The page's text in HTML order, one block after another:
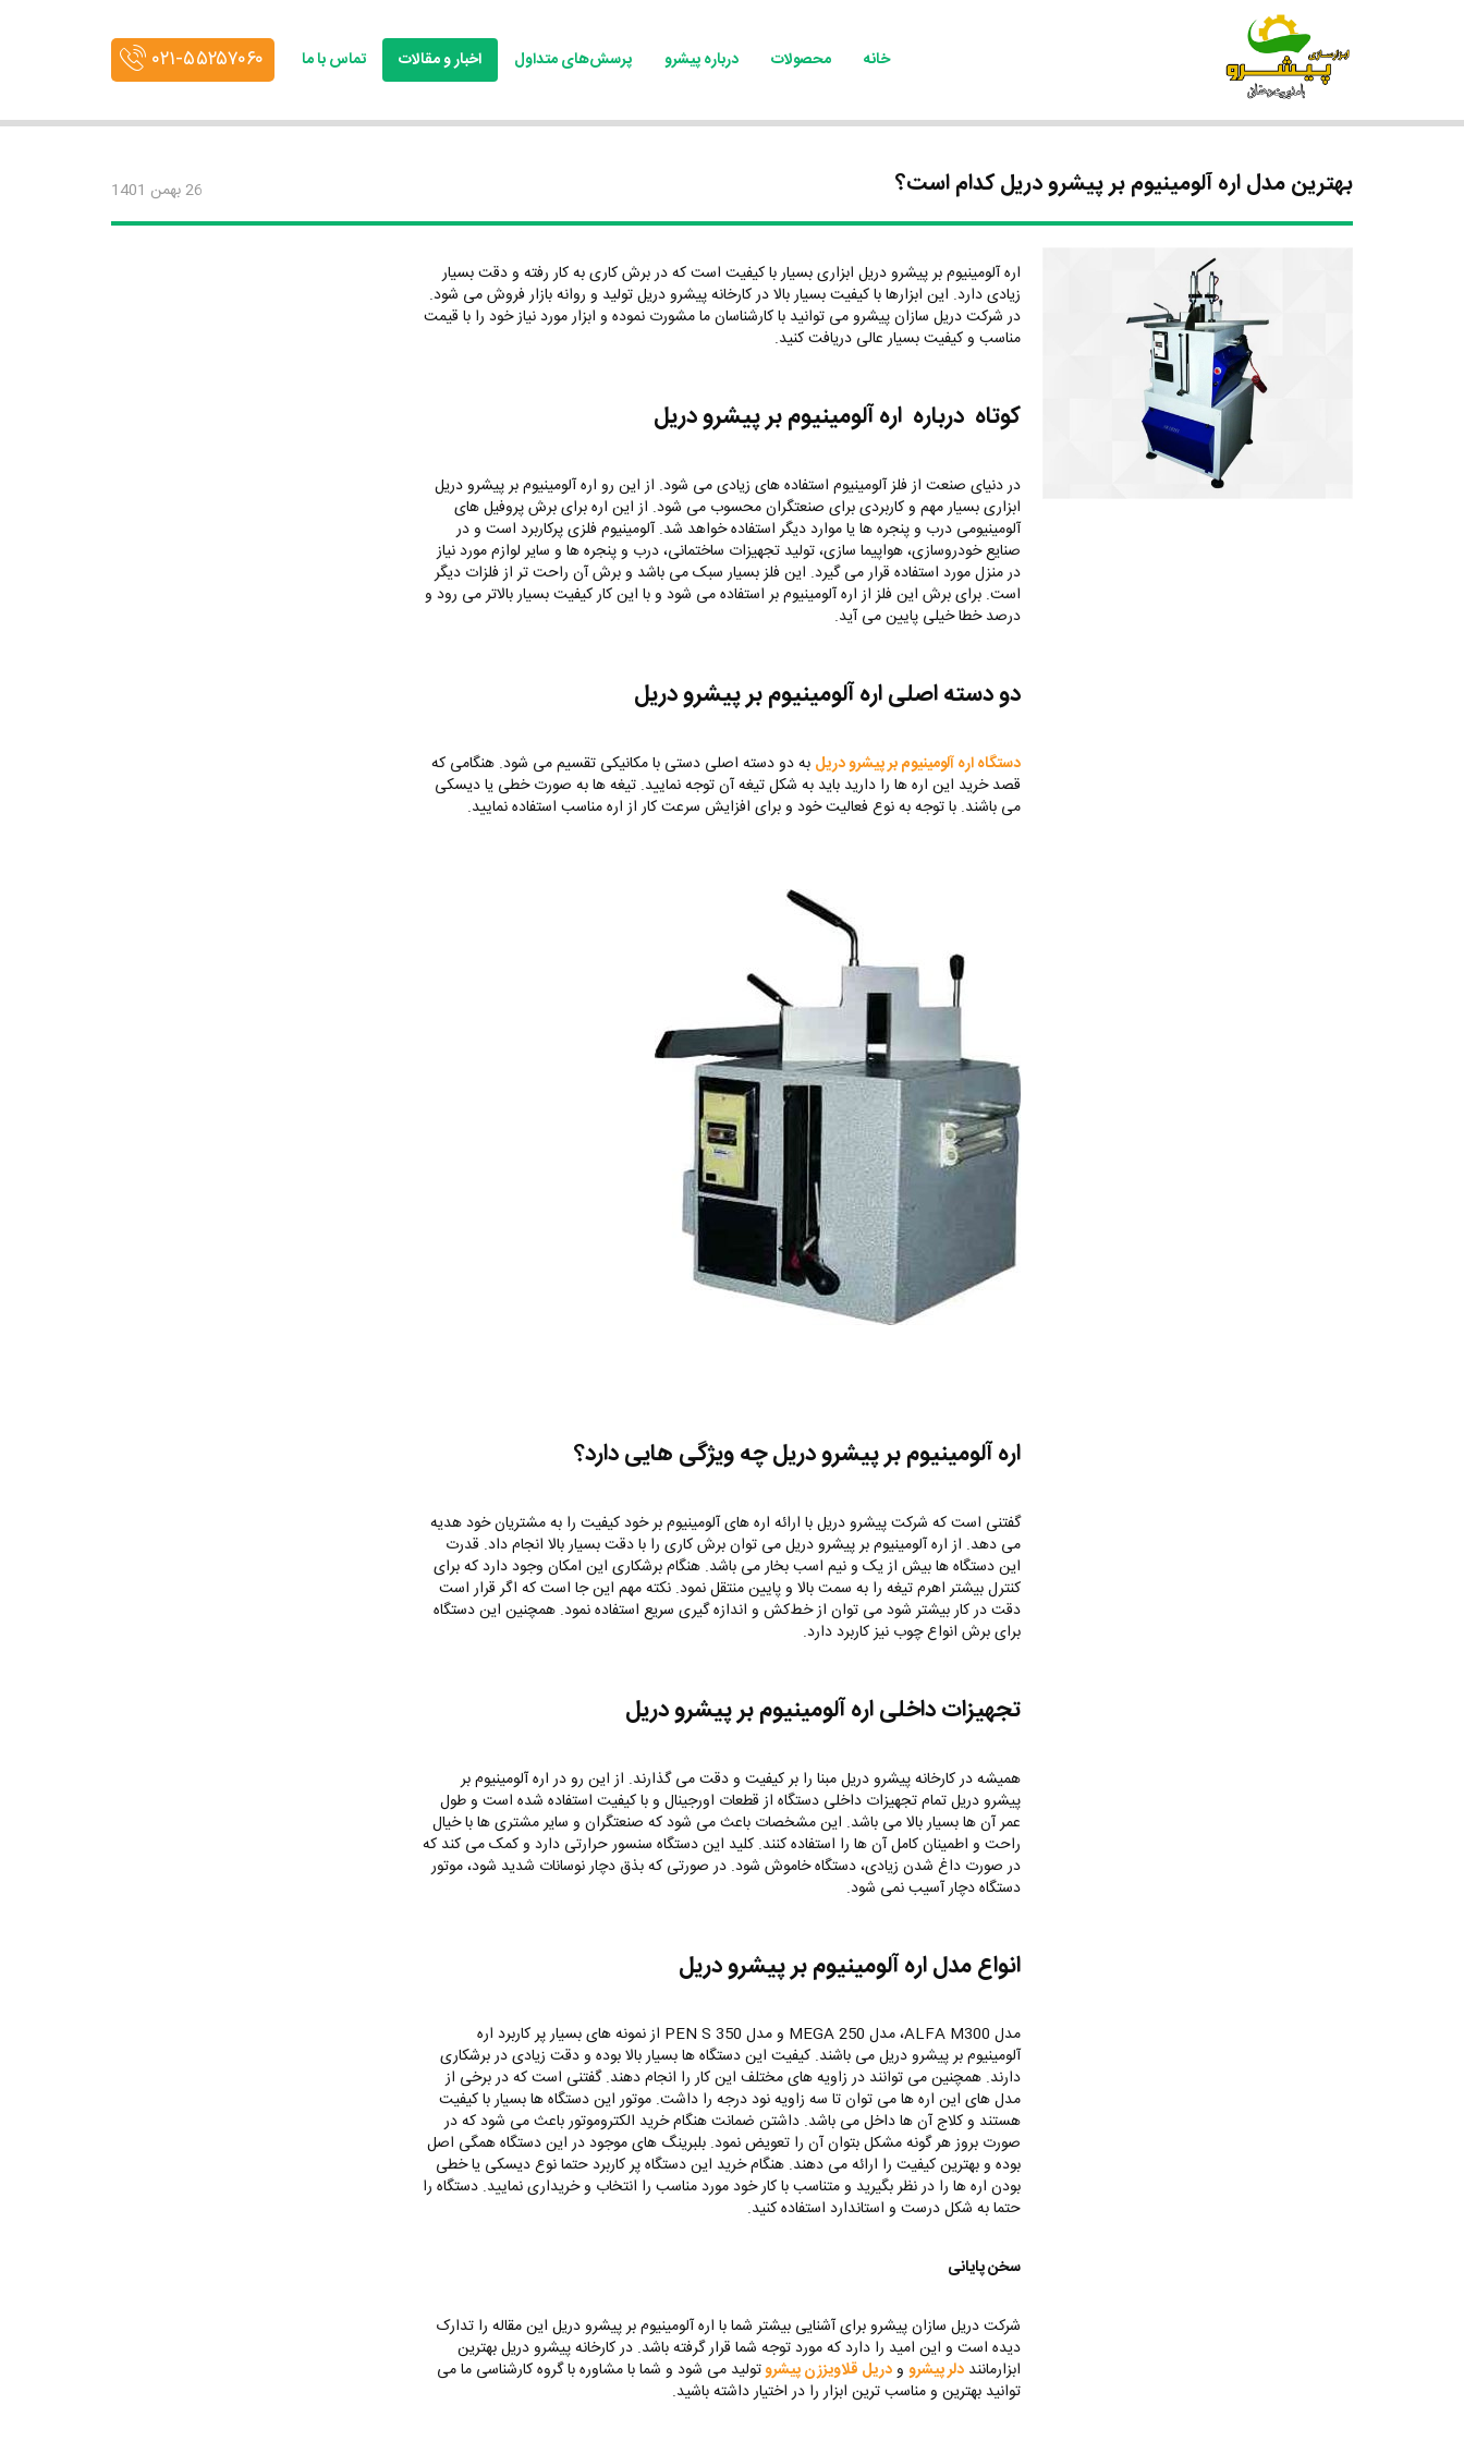
خانه محصولات درباره پیشرو پرسش‌های متداول اخبار و مقالات تماس با ما ۰۲۱-۵۵۲۵۷۰۶۰
بهترین مدل اره آلومینیوم بر پیشرو دریل کدام است؟ 26 بهمن 1401
اره آلومینیوم بر پیشرو دریل ابزاری بسیار با کیفیت است که در برش کاری به کار رفته و دقت بسیار
زیادی دارد. این ابزارها با کیفیت بسیار بالا در کارخانه پیشرو دریل تولید و روانه بازار فروش می شود.
در شرکت دریل سازان پیشرو می توانید با کارشناسان ما مشورت نموده و ابزار مورد نیاز خود را با قیمت
مناسب و کیفیت بسیار عالی دریافت کنید.
کوتاه درباره اره آلومینیوم بر پیشرو دریل
در دنیای صنعت از فلز آلومینیوم استفاده های زیادی می شود. از این رو اره آلومینیوم بر پیشرو دریل
ابزاری بسیار مهم و کاربردی برای صنعتگران محسوب می شود. از این اره برای برش پروفیل های
آلومینیومی درب و پنجره ها یا موارد دیگر استفاده خواهد شد. آلومینیوم فلزی پرکاربرد است و در
صنایع خودروسازی، هواپیما سازی، تولید تجهیزات ساختمانی، درب و پنجره ها و سایر لوازم مورد نیاز
در منزل مورد استفاده قرار می گیرد. این فلز بسیار سبک می باشد و برش آن راحت تر از فلزات دیگر
است. برای برش این فلز از اره آلومینیوم بر استفاده می شود و با این کار کیفیت بسیار بالاتر می رود و
درصد خطا خیلی پایین می آید.
دو دسته اصلی اره آلومینیوم بر پیشرو دریل
دستگاه اره آلومینیوم بر پیشرو دریل به دو دسته اصلی دستی با مکانیکی تقسیم می شود. هنگامی که
قصد خرید این اره ها را دارید باید به شکل تیغه آن توجه نمایید‌. تیغه ها به صورت خطی یا دیسکی
می باشند. با توجه به نوع فعالیت خود و برای افزایش سرعت کار از اره مناسب استفاده نمایید.
اره آلومینیوم بر پیشرو دریل چه ویژگی هایی دارد؟
گفتنی است که شرکت پیشرو دریل با ارائه اره های آلومینیوم بر خود کیفیت را به مشتریان خود هدیه
می دهد. از اره آلومینیوم بر پیشرو دریل می توان برش کاری را با دقت بسیار بالا انجام داد. قدرت
این دستگاه ها بیش از یک و نیم اسب بخار می باشد. هنگام برشکاری این امکان وجود دارد که برای
کنترل بیشتر اهرم تیغه را به سمت بالا و پایین منتقل نمود. نکته مهم این جا است که اگر قرار است
دقت در کار بیشتر شود می توان از خط‌کش و اندازه گیری سریع استفاده نمود. همچنین این دستگاه
برای برش انواع چوب نیز کاربرد دارد.
تجهیزات داخلی اره آلومینیوم بر پیشرو دریل
همیشه در کارخانه پیشرو دریل مبنا را بر کیفیت و دقت می گذارند. از این رو در اره آلومینیوم بر
پیشرو دریل تمام تجهیزات داخلی دستگاه از قطعات اورجینال و با کیفیت استفاده شده است و طول
عمر آن ها بسیار بالا می باشد. این مشخصات باعث می شود که صنعتگران و سایر مشتری ها با خیال
راحت و اطمینان کامل آن ها را استفاده کنند. کلید این دستگاه سنسور حرارتی دارد و کمک می کند که
در صورت داغ شدن زیادی، دستگاه خاموش شود. در صورتی که بذق دچار نوسانات شدید شود، موتور
دستگاه دچار آسیب نمی شود.
انواع مدل اره آلومینیوم بر پیشرو دریل
مدل ALFA M300، مدل MEGA 250 و مدل PEN S 350 از نمونه های بسیار پر کاربرد اره
آلومینیوم بر پیشرو دریل می باشند. کیفیت این دستگاه ها بسیار بالا بوده و دقت زیادی در برشکاری
دارند. همچنین می توانند در زاویه های مختلف این کار را انجام دهند. گفتنی است که در برخی از
مدل های این اره ها می توان تا سه زاویه نود درجه را داشت. موتور این دستگاه ها بسیار با کیفیت
هستند و کلاج آن ها داخل می باشد. داشتن ضمانت هنگام خرید الکتروموتور باعث می شود که در
صورت بروز هر گونه مشکل بتوان آن را تعویض نمود. بلبرینگ‌ های موجود در این دستگاه همگی اصل
بوده و بهترین کیفیت را ارائه می دهند. هنگام خرید این دستگاه پر کاربرد حتما نوع دیسکی یا خطی
بودن اره ها را در نظر بگیرید و متناسب با کار خود مورد مناسب را انتخاب و خریداری نمایید. دستگاه را
حتما به شکل درست و استاندارد استفاده کنید.
سخن پایانی
شرکت دریل سازان پیشرو برای آشنایی بیشتر شما با اره آلومینیوم بر پیشرو دریل این مقاله را تدارک
دیده است و این امید را دارد که مورد توجه شما قرار گرفته باشد. در کارخانه پیشرو دریل بهترین
ابزارمانند دلر پیشرو ودریل قلاویززن پیشروتولید می شود و شما با مشاوره با گروه کارشناسی ما می
توانید بهترین و مناسب ترین ابزار را در اختیار داشته باشید.